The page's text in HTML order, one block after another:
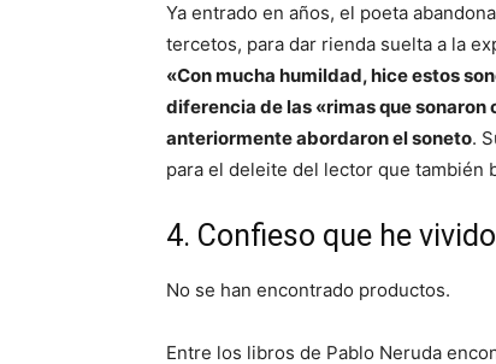
Ya entrado en años, el poeta
tercetos, para dar rienda suelta a la
«Con mucha humildad, hice estos
diferencia de las «rimas que
anteriormente abordaron el soneto.
para el deleite del lector que también
4. Confieso que he
No se han encontrado productos.
Entre los libros de Pablo Neruda